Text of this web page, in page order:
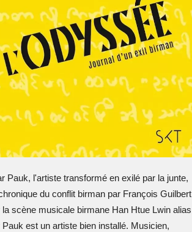
Pauk, l'artiste transformé en exilé par la junte,
du conflit birman par François Guilbert
la scène musicale birmane Han Htue Lwin alias
Pauk est un artiste bien installé. Musicien,